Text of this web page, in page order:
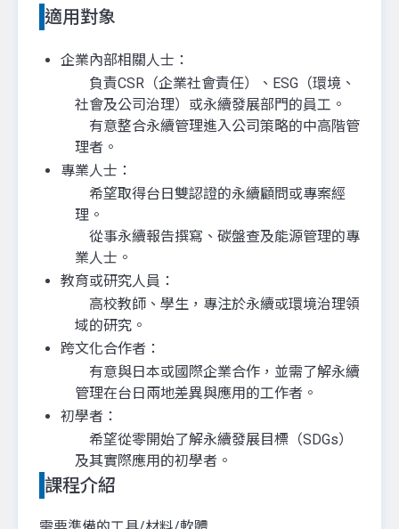
適用對象
企業內部相關人士：
負責CSR（企業社會責任）、ESG（環境、
社會及公司治理）或永續發展部門的員工。
有意整合永續管理進入公司策略的中高階管
理者。
專業人士：
希望取得台日雙認證的永續顧問或專案經
理。
從事永續報告撰寫、碳盤查及能源管理的專
業人士。
教育或研究人員：
高校教師、學生，專注於永續或環境治理領
域的研究。
跨文化合作者：
有意與日本或國際企業合作，並需了解永續
管理在台日兩地差異與應用的工作者。
初學者：
希望從零開始了解永續發展目標（SDGs）
及其實際應用的初學者。
課程介紹